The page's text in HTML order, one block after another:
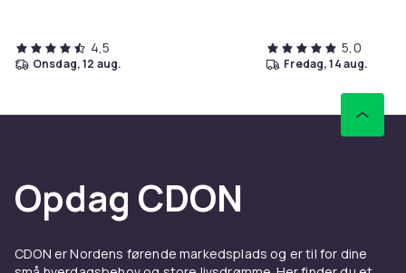
4,5
onsdag, 12 aug.
5,0
fredag, 14 aug.
Opdag CDON
CDON er Nordens førende markedsplads og er til for dine